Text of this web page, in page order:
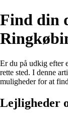
Find din
Er du på udkig efter
rette sted. I denne
muligheder for at
Lejligheder